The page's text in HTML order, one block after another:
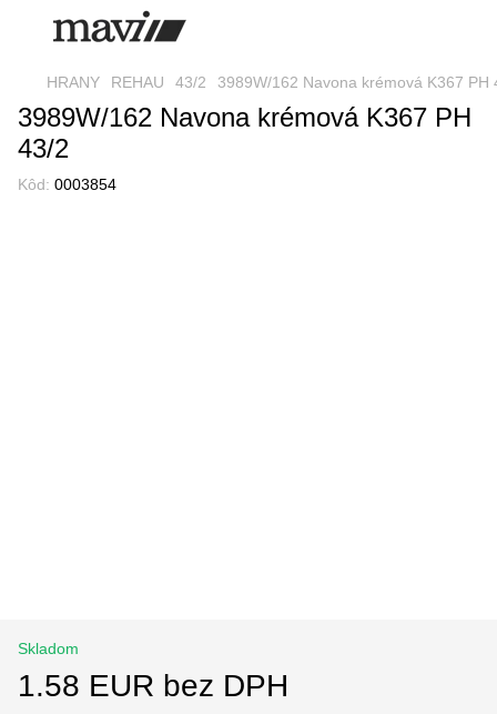
HRANY REHAU 43/2 3989W/162 Navona krémová K367 PH
3989W/162 Navona krémová K367 PH
43/2
Kôd: 0003854
Skladom
1.58 EUR bez DPH